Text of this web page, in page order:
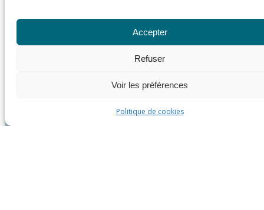
Accepter
Refuser
Voir les préférences
Politique de cookies